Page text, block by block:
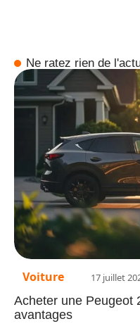
Ne ratez rien de
Voiture 17 juillet
Acheter une Peugeot
avantages